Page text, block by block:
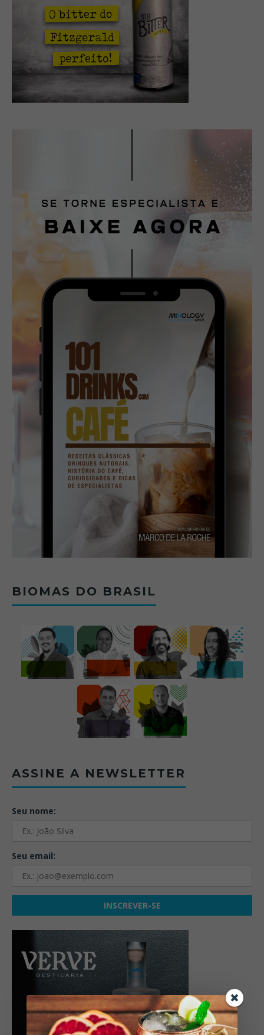
BIOMAS DO BRASIL
ASSINE A NEWSLETTER
Seu nome:
Seu email: